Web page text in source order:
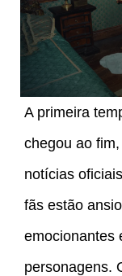
A primeira
chegou ao
notícias
fãs estão
emocionantes
personagens.